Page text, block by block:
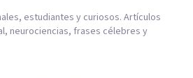
estudiantes y curiosos. Artículos
neurociencias, frases célebres y